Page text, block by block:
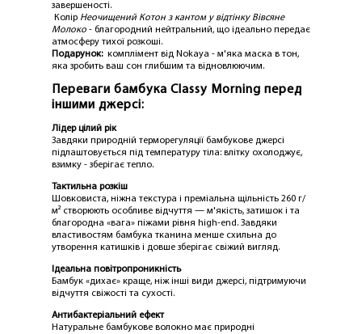
завершеності.
Колір Неочищений Котон з кантом у відтінку Вівсяне
Молоко - благородний нейтральний, що ідеально передає
атмосферу тихої розкоші.
Подарунок:комплімент від Nokaya - м'яка маска в тон,
яка зробить ваш сон глибшим та відновлюючим.
Переваги бамбука Classy Morning перед
іншими джерсі:
Лідер цілий рік
Завдяки природній терморегуляції бамбукове джерсі
підлаштовується під температуру тіла: влітку охолоджує,
взимку - зберігає тепло.
Тактильна розкіш
Шовковиста, ніжна текстура і преміальна щільність 260 г/
м² створюють особливе відчуття — м'якість, затишок і та
благородна «вага» піжами рівня high-end. Завдяки
властивостям бамбука тканина менше схильна до
утворення катишків і довше зберігає свіжий вигляд.
Ідеальна повітропроникність
Бамбук «дихає» краще, ніж інші види джерсі, підтримуючи
відчуття свіжості та сухості.
Антибактеріальний ефект
Натуральне бамбукове волокно має природні
NOSOVSKI.COM! ПРИЙМІТЬ ВІД НАС
ПРИВІТНИЙ БОНУС - ЗНИЖКУ НА
ПЕРШЕ ПОКУПКУ